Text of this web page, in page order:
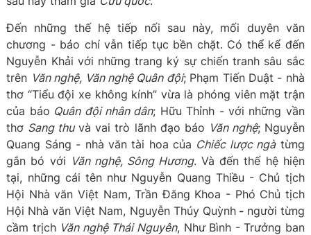
Đến những thế hệ tiếp nối sau này, mối duyên văn
chương - báo chí vẫn tiếp tục bền chặt. Có thể kể đến
Nguyễn Khải với những trang ký sự chiến tranh sâu sắc
trên Văn nghệ, Văn nghệ Quân đội; Phạm Tiến Duật - nhà
thơ “Tiểu đội xe không kính” vừa là phóng viên mặt trận
của báo Quân đội nhân dân; Hữu Thỉnh - với những vần
thơ Sang thuvà vai trò lãnh đạo báo Văn nghệ; Nguyễn
Quang Sáng - nhà văn tài hoa của Chiếc lược ngàtừng
gắn bó với Văn nghệ, Sông Hương. Và đến thế hệ hiện
tại, những cái tên như Nguyễn Quang Thiều - Chủ tịch
Hội Nhà văn Việt Nam, Trần Đăng Khoa - Phó Chủ tịch
Hội Nhà văn Việt Nam, Nguyễn Thúy Quỳnh- người từng
cầm trịch Văn nghệ Thái Nguyên, Như Bình - Trưởng ban